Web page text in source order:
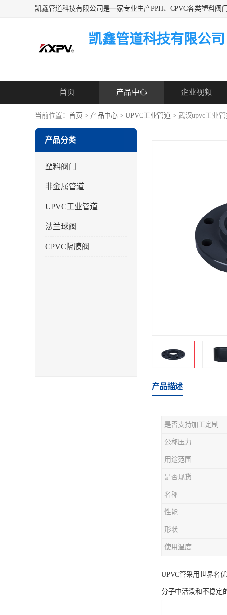
凯鑫管道科技有限公司
首页 产品中心 企业视频
当前位置： 首页 > 产品中心 > UPVC工业管道 > 武汉upvc工业
产品分类
塑料阀门
非金属管道
UPVC工业管道
法兰球阀
CPVC隔膜阀
产品描述
是否支持加工定制
公称压力
用途范围
是否现货
名称
性能
形状
使用温度
UPVC管采用世界名
分子中活泼和不稳定